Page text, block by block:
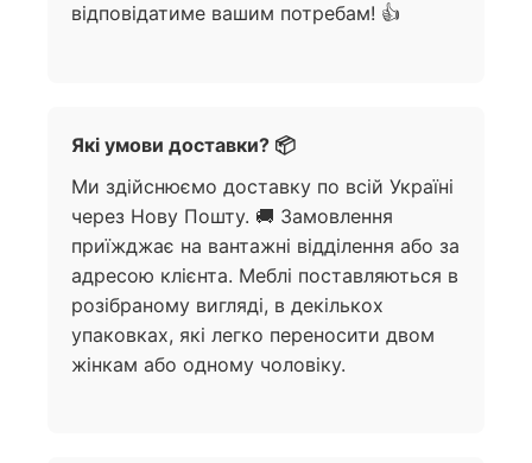
відповідатиме вашим потребам! 👍
Які умови доставки? 📦
Ми здійснюємо доставку по всій Україні
через Нову Пошту. 🚚 Замовлення
приїжджає на вантажні відділення або за
адресою клієнта. Меблі поставляються в
розібраному вигляді, в декількох
упаковках, які легко переносити двом
жінкам або одному чоловіку.